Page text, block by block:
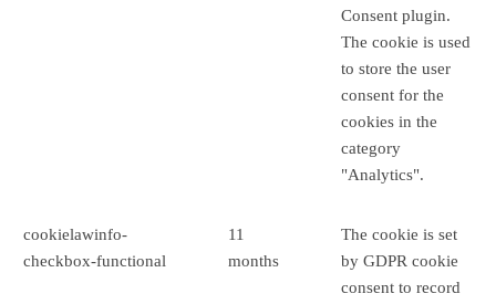
Consent plugin.
The cookie is used
to store the user
consent for the
cookies in the
category
"Analytics".
cookielawinfo-
checkbox-functional
11
months
The cookie is set
by GDPR cookie
consent to record